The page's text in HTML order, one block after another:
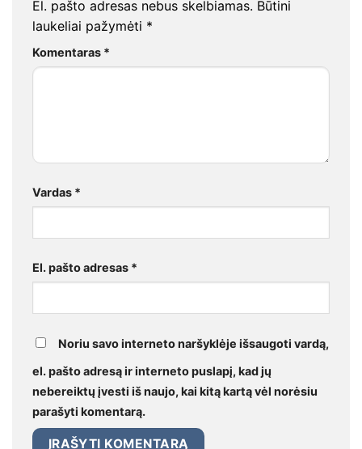
El. pašto adresas nebus skelbiamas. Būtini
laukeliai pažymėti *
Komentaras *
Vardas *
El. pašto adresas *
Noriu savo interneto naršyklėje išsaugoti vardą,
el. pašto adresą ir interneto puslapį, kad jų
nebereiktų įvesti iš naujo, kai kitą kartą vėl norėsiu
parašyti komentarą.